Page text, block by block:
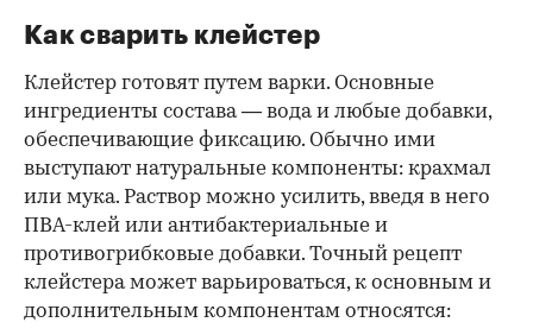
Как сварить клейстер
Клейстер готовят путем варки. Основные
ингредиенты состава — вода и любые добавки,
обеспечивающие фиксацию. Обычно ими
выступают натуральные компоненты: крахмал
или мука. Раствор можно усилить, введя в него
ПВА-клей или антибактериальные и
противогрибковые добавки. Точный рецепт
клейстера может варьироваться, к основным и
дополнительным компонентам относятся: